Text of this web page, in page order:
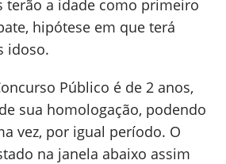
terão a idade como primeiro
hipótese em que terá
idoso.
Público é de 2 anos,
sua homologação, podendo
vez, por igual período. O
na janela abaixo assim